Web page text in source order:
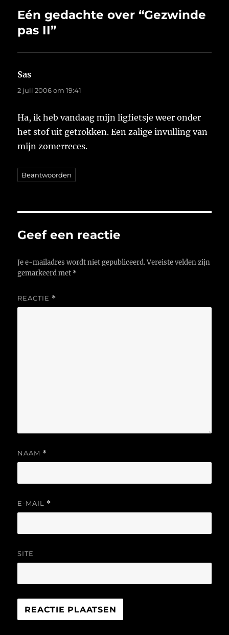
Eén gedachte over “Gezwinde
pas II”
Sas
2 juli 2006 om 19:41
Ha, ik heb vandaag mijn ligfietsje weer onder
het stof uit getrokken. Een zalige invulling van
mijn zomerreces.
Beantwoorden
Geef een reactie
Je e-mailadres wordt niet gepubliceerd. Vereiste velden zijn
gemarkeerd met *
REACTIE *
NAAM *
E-MAIL *
SITE